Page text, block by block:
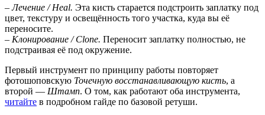
–Лечение / Heal. Эта кисть старается подстроить заплатку под
цвет, текстуру и освещённость того участка, куда вы её
переносите.
– Клонирование / Clone. Переносит заплатку полностью, не
подстраивая её под окружение.
Первый инструмент по принципу работы повторяет
фотошоповскую Точечную восстанавливающую кисть, а
второй — Штамп. О том, как работают оба инструмента,
читайте в подробном гайде по базовой ретуши.